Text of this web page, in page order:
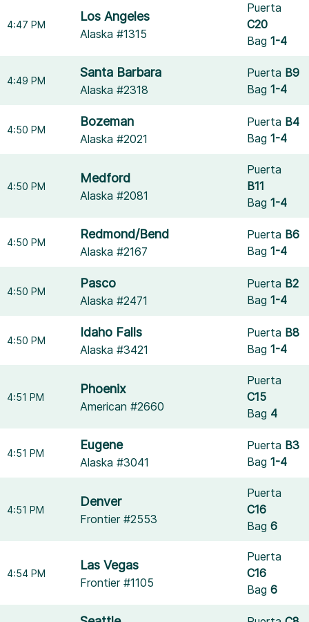
4:47 PM
Los Angeles
Alaska #1315
Puerta
C20
Bag1-4
4:49 PM
Santa Barbara
Alaska #2318
Puerta B9
Bag1-4
4:50 PM
Bozeman
Alaska #2021
Puerta B4
Bag1-4
4:50 PM
Medford
Alaska #2081
Puerta
B11
Bag1-4
4:50 PM
Redmond/Bend
Alaska #2167
Puerta B6
Bag1-4
4:50 PM
Pasco
Alaska #2471
Puerta B2
Bag1-4
4:50 PM
Idaho Falls
Alaska #3421
Puerta B8
Bag1-4
4:51 PM
Phoenix
American #2660
Puerta
C15
Bag 4
4:51 PM
Eugene
Alaska #3041
Puerta B3
Bag1-4
4:51 PM
Denver
Frontier #2553
Puerta
C16
Bag6
4:54 PM
Las Vegas
Frontier #1105
Puerta
C16
Bag6